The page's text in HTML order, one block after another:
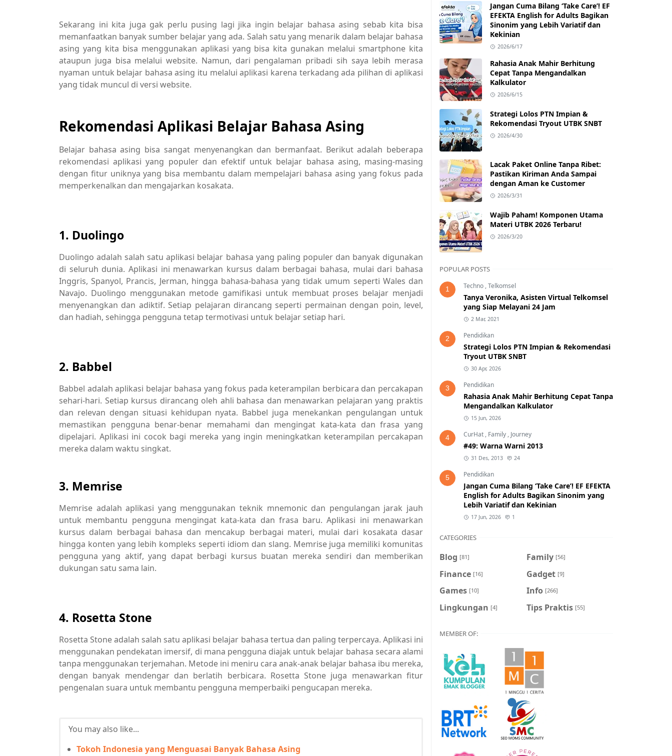
Sekarang ini kita juga gak perlu pusing lagi jika ingin belajar bahasa asing sebab kita bisa
memanfaatkan banyak sumber belajar yang ada. Salah satu yang menarik dalam belajar bahasa
asing yang kita bisa menggunakan aplikasi yang bisa kita gunakan melalui smartphone kita
ataupun juga bisa melalui website. Namun, dari pengalaman pribadi sih saya lebih merasa
nyaman untuk belajar bahasa asing itu melalui aplikasi karena terkadang ada pilihan di aplikasi
yang tidak muncul di versi website.
Rekomendasi Aplikasi Belajar Bahasa Asing
Belajar bahasa asing bisa sangat menyenangkan dan bermanfaat. Berikut adalah beberapa
rekomendasi aplikasi yang populer dan efektif untuk belajar bahasa asing, masing-masing
dengan fitur uniknya yang bisa membantu dalam mempelajari bahasa asing yang fokus pada
memperkenalkan dan mengajarkan kosakata.
1. Duolingo
Duolingo adalah salah satu aplikasi belajar bahasa yang paling populer dan banyak digunakan
di seluruh dunia. Aplikasi ini menawarkan kursus dalam berbagai bahasa, mulai dari bahasa
Inggris, Spanyol, Prancis, Jerman, hingga bahasa-bahasa yang tidak umum seperti Wales dan
Navajo. Duolingo menggunakan metode gamifikasi untuk membuat proses belajar menjadi
menyenangkan dan adiktif. Setiap pelajaran dirancang seperti permainan dengan poin, level,
dan hadiah, sehingga pengguna tetap termotivasi untuk belajar setiap hari.
2. Babbel
Babbel adalah aplikasi belajar bahasa yang fokus pada keterampilan berbicara dan percakapan
sehari-hari. Setiap kursus dirancang oleh ahli bahasa dan menawarkan pelajaran yang praktis
dan relevan dengan situasi kehidupan nyata. Babbel juga menekankan pengulangan untuk
memastikan pengguna benar-benar memahami dan mengingat kata-kata dan frasa yang
dipelajari. Aplikasi ini cocok bagi mereka yang ingin meningkatkan keterampilan percakapan
mereka dalam waktu singkat.
3. Memrise
Memrise adalah aplikasi yang menggunakan teknik mnemonic dan pengulangan jarak jauh
untuk membantu pengguna mengingat kata-kata dan frasa baru. Aplikasi ini menawarkan
kursus dalam berbagai bahasa dan mencakup berbagai materi, mulai dari kosakata dasar
hingga konten yang lebih kompleks seperti idiom dan slang. Memrise juga memiliki komunitas
pengguna yang aktif, yang dapat berbagi kursus buatan mereka sendiri dan memberikan
dukungan satu sama lain.
4. Rosetta Stone
Rosetta Stone adalah salah satu aplikasi belajar bahasa tertua dan paling terpercaya. Aplikasi ini
menggunakan pendekatan imersif, di mana pengguna diajak untuk belajar bahasa secara alami
tanpa menggunakan terjemahan. Metode ini meniru cara anak-anak belajar bahasa ibu mereka,
dengan banyak mendengar dan berlatih berbicara. Rosetta Stone juga menawarkan fitur
pengenalan suara untuk membantu pengguna memperbaiki pengucapan mereka.
You may also like...
Tokoh Indonesia yang Menguasai Banyak Bahasa Asing
Jangan Cuma Bilang ‘Take Care’! EF
EFEKTA English for Adults Bagikan
Sinonim yang Lebih Variatif dan
Kekinian
2026/6/17
Rahasia Anak Mahir Berhitung
Cepat Tanpa Mengandalkan
Kalkulator
2026/6/15
Strategi Lolos PTN Impian &
Rekomendasi Tryout UTBK SNBT
2026/4/30
Lacak Paket Online Tanpa Ribet:
Pastikan Kiriman Anda Sampai
dengan Aman ke Customer
2026/3/31
Wajib Paham! Komponen Utama
Materi UTBK 2026 Terbaru!
2026/3/20
POPULAR POSTS
1 Techno ,Telkomsel
Tanya Veronika, Asisten Virtual Telkomsel
yang Siap Melayani 24 Jam
2 Mar, 2021
2 Pendidikan
Strategi Lolos PTN Impian & Rekomendasi
Tryout UTBK SNBT
30 Apr, 2026
3 Pendidikan
Rahasia Anak Mahir Berhitung Cepat Tanpa
Mengandalkan Kalkulator
15 Jun, 2026
4 CurHat , Family , Journey
#49: Warna Warni 2013
31 Des, 2013 24
5 Pendidikan
Jangan Cuma Bilang ‘Take Care’! EF EFEKTA
English for Adults Bagikan Sinonim yang
Lebih Variatif dan Kekinian
17 Jun, 2026 1
CATEGORIES
Blog [81] Family [56]
Finance [16] Gadget [9]
Games [10] Info [266]
Lingkungan [4] Tips Praktis [55]
MEMBER OF: